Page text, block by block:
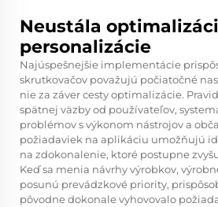
Neustála
personalizácie
Najúspešnejšie implementácie
skrutkovačov považujú počiatočné
nie za záver cesty optimalizácie.
spätnej väzby od používateľov,
problémov s výkonom nástrojov a
požiadaviek na aplikáciu umožňujú
na zdokonalenie, ktoré postupne
Keď sa menia návrhy výrobkov,
posunú prevádzkové priority,
pôvodne dokonale vyhovovalo